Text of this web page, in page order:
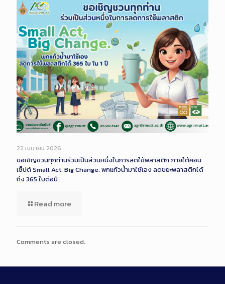
22 เมษายน 2026
ขอเชิญชวนทุกท่านร่วมเป็นส่วนหนึ่งในการลดใช้พลาสติก ภายใต้คอน
เซ็ปต์ Small Act, Big Change. พกแก้วน้ำมาใช้เอง ลดขยะพลาสติกได้
ถึง 365 ใบต่อปี
Read more
Comments are closed.